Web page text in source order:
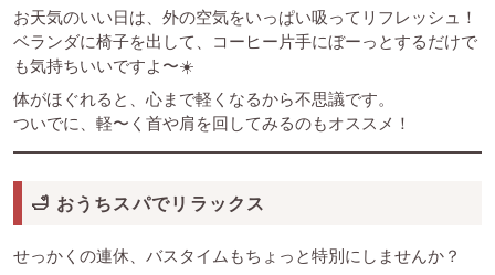
お天気のいい日は、外の空気をいっぱい吸ってリフレッシュ！
ベランダに椅子を出して、コーヒー片手にぼーっとするだけで
も気持ちいいですよ〜☀️
体がほぐれると、心まで軽くなるから不思議です。
ついでに、軽〜く首や肩を回してみるのもオススメ！
🛁 おうちスパでリラックス
せっかくの連休、バスタイムもちょっと特別にしませんか？